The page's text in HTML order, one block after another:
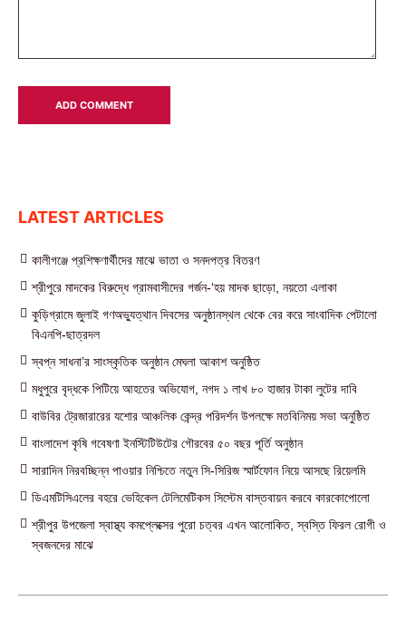
LATEST ARTICLES
কালীগঞ্জে প্রশিক্ষণার্থীদের মাঝে ভাতা ও সনদপত্র বিতরণ
শ্রীপুরে মাদকের বিরুদ্ধে গ্রামবাসীদের গর্জন-‘হয় মাদক ছাড়ো, নয়তো এলাকা
কুড়িগ্রামে জুলাই গণঅভ্যুত্থান দিবসের অনুষ্ঠানস্থল থেকে বের করে সাংবাদিক পেটালো
বিএনপি-ছাত্রদল
স্বপ্ন সাধনা’র সাংস্কৃতিক অনুষ্ঠান মেঘলা আকাশ অনুষ্ঠিত
মধুপুরে বৃদ্ধকে পিটিয়ে আহতের অভিযোগ, নগদ ১ লাখ ৮০ হাজার টাকা লুটের দাবি
বাউবির ট্রেজারারের যশোর আঞ্চলিক কেন্দ্র পরিদর্শন উপলক্ষে মতবিনিময় সভা অনুষ্ঠিত
বাংলাদেশ কৃষি গবেষণা ইনস্টিটিউটের গৌরবের ৫০ বছর পূর্তি অনুষ্ঠান
সারাদিন নিরবচ্ছিন্ন পাওয়ার নিশ্চিতে নতুন সি-সিরিজ স্মার্টফোন নিয়ে আসছে রিয়েলমি
ডিএমটিসিএলের বহরে ভেহিকেল টেলিমেটিকস সিস্টেম বাস্তবায়ন করবে কারকোপোলো
শ্রীপুর উপজেলা স্বাস্থ্য কমপ্লেক্সের পুরো চত্বর এখন আলোকিত, স্বস্তি ফিরল রোগী ও
স্বজনদের মাঝে‎